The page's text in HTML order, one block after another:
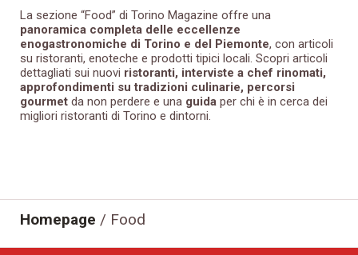
La sezione “Food” di Torino Magazine offre una
panoramica completa delle eccellenze
enogastronomiche di Torino e del Piemonte, con articoli
su ristoranti, enoteche e prodotti tipici locali. Scopri articoli
dettagliati sui nuovi ristoranti, interviste a chef rinomati,
approfondimenti su tradizioni culinarie, percorsi
gourmet da non perdere e una guida per chi è in cerca dei
migliori ristoranti di Torino e dintorni.
Homepage / Food